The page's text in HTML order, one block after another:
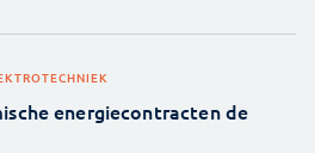
energiecontracten de